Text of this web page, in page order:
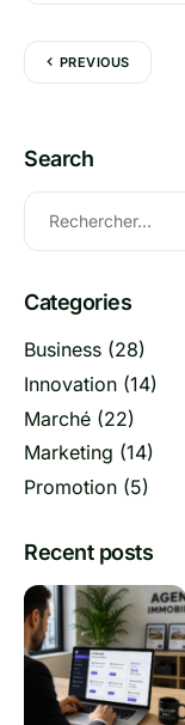
PREVIOUS
Search
Categories
Business (28)
Innovation (14)
Marché (22)
Marketing (14)
Promotion (5)
Recent posts